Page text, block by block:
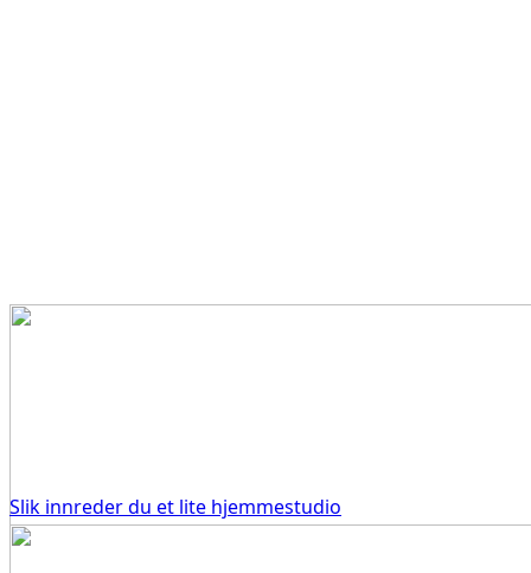
Slik innreder du et lite hjemmestudio